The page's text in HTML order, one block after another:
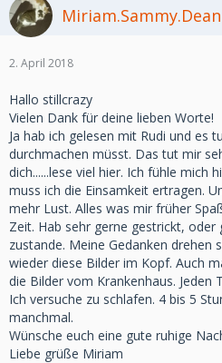
Miriam.Sammy.Dean
2. April 2018
Hallo stillcrazy
Vielen Dank für deine lieben Worte!
Ja hab ich gelesen mit Rudi und es
durchmachen müsst. Das tut mir
dich......lese viel hier. Ich fühle mich
muss ich die Einsamkeit ertragen.
mehr Lust. Alles was mir früher
Zeit. Hab sehr gerne gestrickt, oder
zustande. Meine Gedanken drehen
wieder diese Bilder im Kopf. Auch
die Bilder vom Krankenhaus. Jeden
Ich versuche zu schlafen. 4 bis 5
manchmal.
Wünsche euch eine gute ruhige
Liebe grüße Miriam